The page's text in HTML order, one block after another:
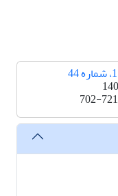
702-721